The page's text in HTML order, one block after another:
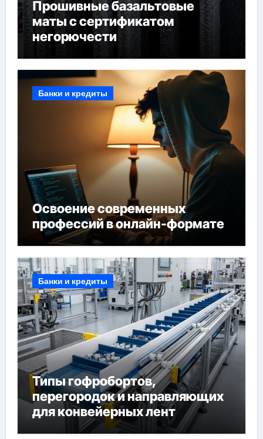
Прошивные базальтовые
маты с сертификатом
негорючести
Банки и кредиты
Освоение современных
профессий в онлайн-формате
Банки и кредиты
Типы гофробортов,
перегородок и направляющих
для конвейерных лент